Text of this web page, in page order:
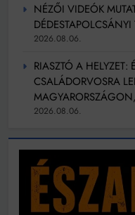
NÉZŐI VIDEÓK
2026.08.06.
RIASZTÓ A HELYZET:
CSALÁDORVOSRA
2026.08.06.